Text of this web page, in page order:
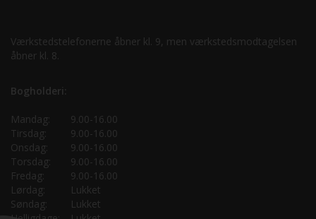
Værkstedstelefonerne åbner kl. 9, men værkstedsmodtagelsen
åbner kl. 8.
Bogholderi:
Mandag:
9.00-16.00
Tirsdag:
9.00-16.00
Onsdag:
9.00-16.00
Torsdag:
9.00-16.00
Fredag:
9.00-16.00
Lørdag:
Lukket
Søndag:
Lukket